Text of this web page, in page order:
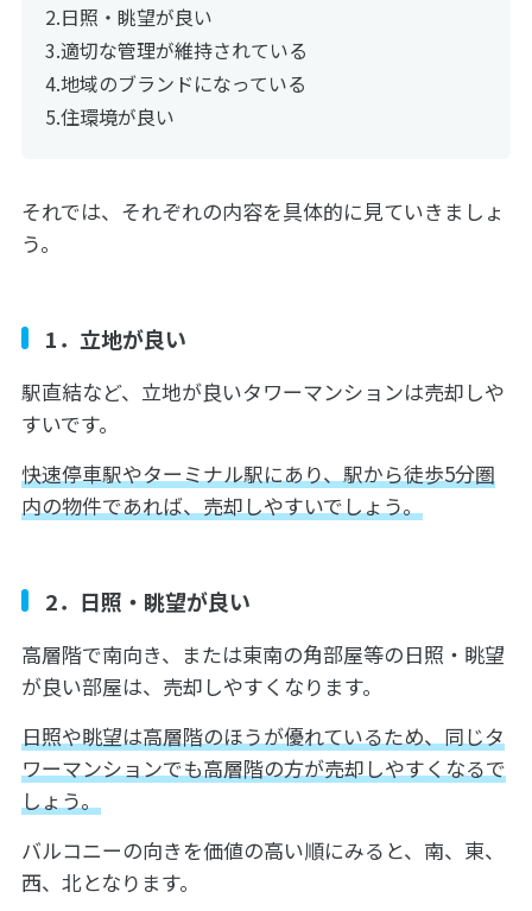
日照・眺望が良い
適切な管理が維持されている
地域のブランドになっている
住環境が良い
それでは、それぞれの内容を具体的に見ていきましょ
う。
1．立地が良い
駅直結など、立地が良いタワーマンションは売却しや
すいです。
快速停車駅やターミナル駅にあり、駅から徒歩5分圏
内の物件であれば、売却しやすいでしょう。
2．日照・眺望が良い
高層階で南向き、または東南の角部屋等の日照・眺望
が良い部屋は、売却しやすくなります。
日照や眺望は高層階のほうが優れているため、同じタ
ワーマンションでも高層階の方が売却しやすくなるで
しょう。
バルコニーの向きを価値の高い順にみると、南、東、
西、北となります。